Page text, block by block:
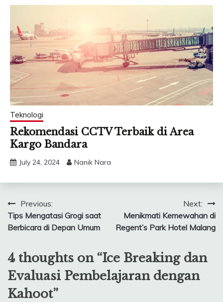
Teknologi
Rekomendasi CCTV Terbaik di Area
Kargo Bandara
July 24, 2024 Nanik Nara
Post
navigation
Previous:
Tips Mengatasi Grogi saat
Berbicara di Depan Umum
Next:
Menikmati Kemewahan di
Regent’s Park Hotel Malang
4 thoughts on “Ice Breaking dan
Evaluasi Pembelajaran dengan
Kahoot”